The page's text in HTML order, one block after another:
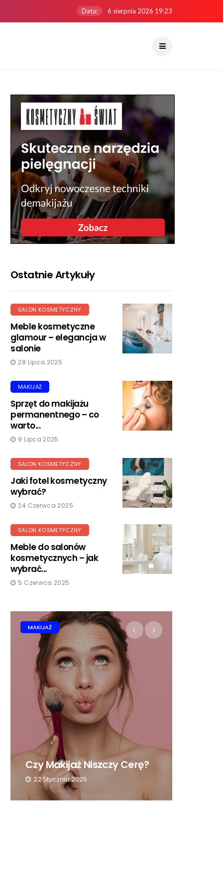
Data: 6 sierpnia 2026 19:23
Ostatnie Artykuły
SALON KOSMETYCZNY
Meble kosmetyczne
glamour – elegancja w
salonie
28 Lipca 2025
MAKIJAŻ
Sprzęt do makijażu
permanentnego – co
warto...
9 Lipca 2025
SALON KOSMETYCZNY
Jaki fotel kosmetyczny
wybrać?
24 Czerwca 2025
SALON KOSMETYCZNY
Meble do salonów
kosmetycznych – jak
wybrać...
5 Czerwca 2025
MAKIJAŻ
Czy Makijaż Niszczy Cerę?
22 Stycznia 2025